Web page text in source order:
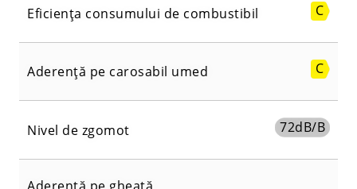
Eficiența consumului de combustibil C
Aderență pe carosabil umed C
Nivel de zgomot 72dB/B